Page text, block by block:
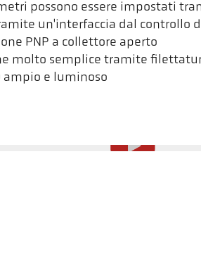
possono essere impostati
un'interfaccia dal controllo
PNP a collettore aperto
molto semplice tramite
ampio e luminoso